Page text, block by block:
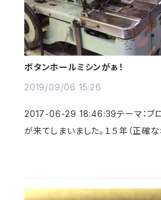
ボタンホールミシンがぁ！
2019/09/06 15:26
2017-06-29 18:46:39テーマ：ブロ
が来てしまいました。１５年（正確